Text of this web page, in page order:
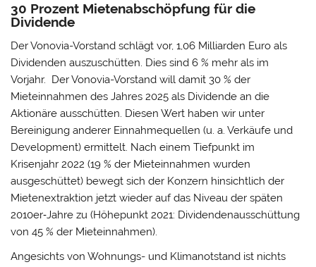
30 Prozent Mietenabschöpfung für die
Dividende
Der Vonovia-Vorstand schlägt vor, 1,06 Milliarden Euro als
Dividenden auszuschütten. Dies sind 6 % mehr als im
Vorjahr. Der Vonovia-Vorstand will damit 30 % der
Mieteinnahmen des Jahres 2025 als Dividende an die
Aktionäre ausschütten. Diesen Wert haben wir unter
Bereinigung anderer Einnahmequellen (u. a. Verkäufe und
Development) ermittelt. Nach einem Tiefpunkt im
Krisenjahr 2022 (19 % der Mieteinnahmen wurden
ausgeschüttet) bewegt sich der Konzern hinsichtlich der
Mietenextraktion jetzt wieder auf das Niveau der späten
2010er‑Jahre zu (Höhepunkt 2021: Dividendenausschüttung
von 45 % der Mieteinnahmen).
Angesichts von Wohnungs- und Klimanotstand ist nichts